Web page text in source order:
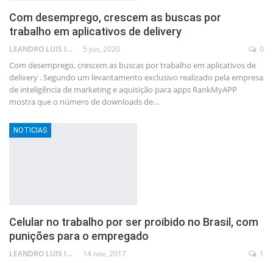
Com desemprego, crescem as buscas por
trabalho em aplicativos de delivery
LEANDRO LUIS ISOLA 5 jun, 2020 0
Com desemprego, crescem as buscas por trabalho em aplicativos de
delivery . Segundo um levantamento exclusivo realizado pela empresa
de inteligência de marketing e aquisição para apps RankMyAPP
mostra que o número de downloads de…
NOTICIAS
Celular no trabalho por ser proibido no Brasil, com
punições para o empregado
LEANDRO LUIS ISOLA 14 nov, 2017 1